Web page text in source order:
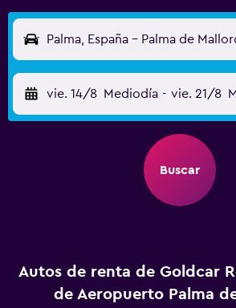
Palma, España - Palma de
vie. 14/8 Mediodía - vie. 21/8
Buscar
Autos de renta de Goldcar
de Aeropuerto Palma